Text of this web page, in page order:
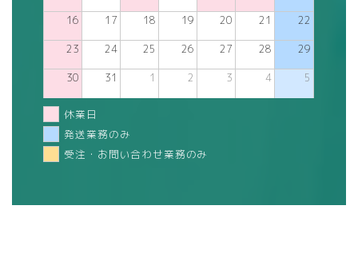
16 17 18 19 20 21 22
23 24 25 26 27 28 29
30 31 1 2 3 4 5
休業日
発送業務のみ
受注・お問い合わせ業務のみ